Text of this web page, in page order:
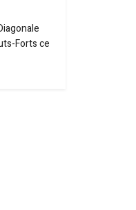
Forts ce